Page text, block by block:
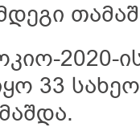
2020-
33